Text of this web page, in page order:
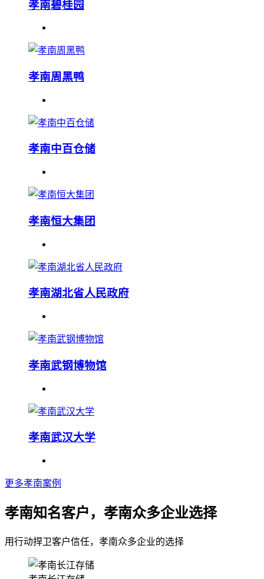
孝南碧桂园
孝南周黑鸭
孝南中百仓储
孝南恒大集团
孝南湖北省人民政府
孝南武钢博物馆
孝南武汉大学
更多孝南案例
孝南知名客户，孝南众多企业选择
用行动捍卫客户信任，孝南众多企业的选择